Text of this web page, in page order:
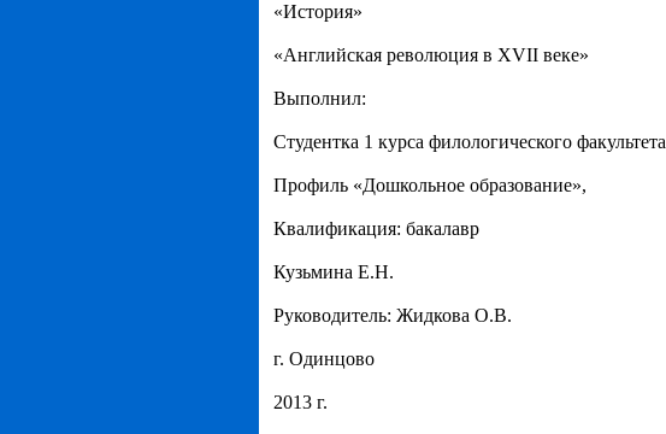
«История»
«Английская революция в XVII веке»
Выполнил:
Студентка 1 курса филологического факультета
Профиль «Дошкольное образование»,
Квалификация: бакалавр
Кузьмина Е.Н.
Руководитель: Жидкова О.В.
г. Одинцово
2013 г.